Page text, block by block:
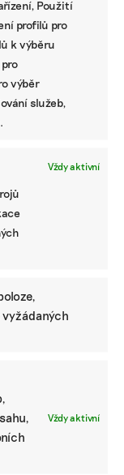
Použití
profilů pro
k výběru
výběr
služeb,
Vždy aktivní
Vždy aktivní